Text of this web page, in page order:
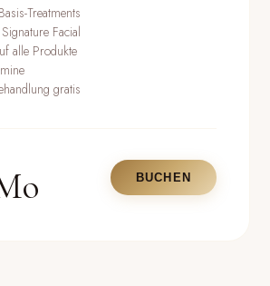
Treatments
Facial
alle Produkte
gratis
BUCHEN